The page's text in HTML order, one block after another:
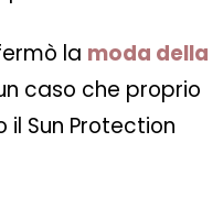
la moda della
caso che proprio
Sun Protection